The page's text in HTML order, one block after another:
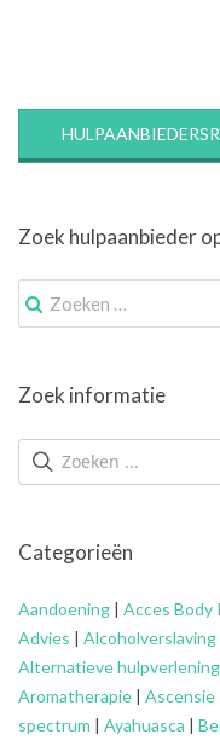
Zoek hulpaanbieder
Zoek
naar:
Zoek informatie
Categorieën
Aandoening | Acces Body
Advies | Alcoholverslaving
Alternatieve hulpverlening
Aromatherapie | Ascensie
spectrum | Ayahuasca |